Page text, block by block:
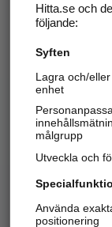
Hitta.se - Gratis
Sök företag,
Hitta
Hitta.se och
följande:
Syften
Lagra och/
enhet
målgrupp
Utveckla och
Använda
positionering